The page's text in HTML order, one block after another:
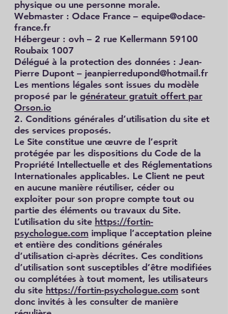
physique ou une personne morale.
Webmaster : Odace France – equipe@odace-
france.fr
Hébergeur : ovh – 2 rue Kellermann 59100
Roubaix 1007
Délégué à la protection des données : Jean-
Pierre Dupont – jeanpierredupond@hotmail.fr
Les mentions légales sont issues du modèle
proposé par le générateur gratuit offert par
Orson.io
2. Conditions générales d’utilisation du site et
des services proposés.
Le Site constitue une œuvre de l’esprit
protégée par les dispositions du Code de la
Propriété Intellectuelle et des Réglementations
Internationales applicables. Le Client ne peut
en aucune manière réutiliser, céder ou
exploiter pour son propre compte tout ou
partie des éléments ou travaux du Site.
L’utilisation du site https://fortin-
psychologue.com implique l’acceptation pleine
et entière des conditions générales
d’utilisation ci-après décrites. Ces conditions
d’utilisation sont susceptibles d’être modifiées
ou complétées à tout moment, les utilisateurs
du site https://fortin-psychologue.com sont
donc invités à les consulter de manière